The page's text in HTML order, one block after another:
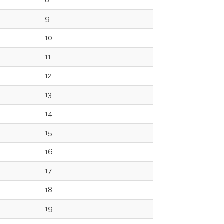
9
10
11
12
13
14
15
16
17
18
19